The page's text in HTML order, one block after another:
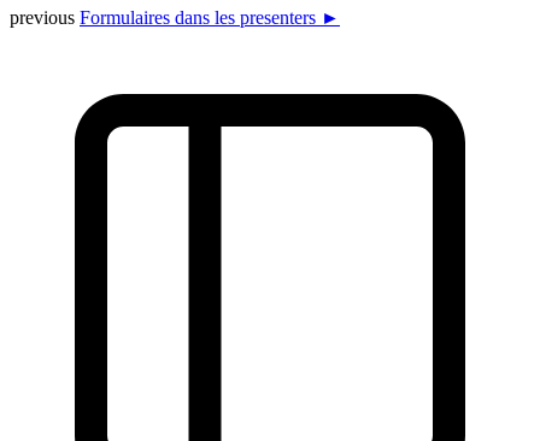
previous Formulaires dans les presenters ►